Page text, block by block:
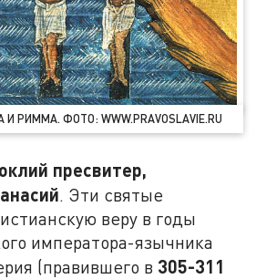
РИММА. ФОТО: WWW.PRAVOSLAVIE.RU
пресвитер,
. Эти святые
веру в годы
императора-язычника
(правившего в 305-311